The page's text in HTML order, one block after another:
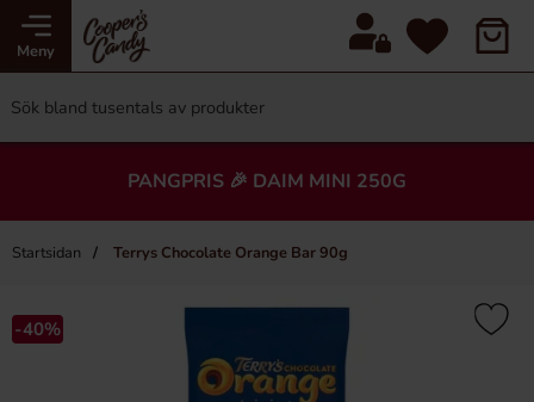
Meny
PANGPRIS 🎉 DAIM MINI 250G
Startsidan Terrys Chocolate Orange Bar 90g
-40%